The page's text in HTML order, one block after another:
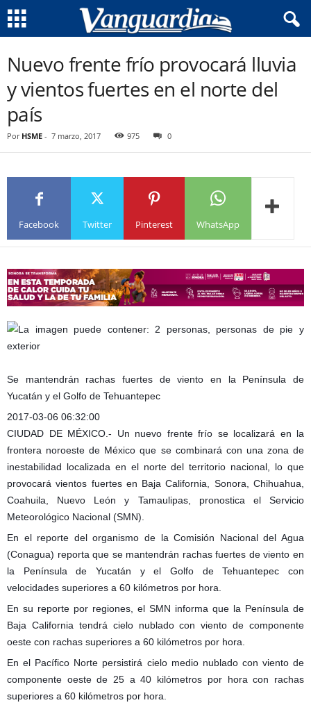
Nuevo frente frío provocará lluvia
y vientos fuertes en el norte del
país
Por HSME - 7 marzo, 2017 975 0
Facebook Twitter Pinterest WhatsApp
Se mantendrán rachas fuertes de viento en la Península de
Yucatán y el Golfo de Tehuantepec
2017-03-06 06:32:00
CIUDAD DE MÉXICO.- Un nuevo frente frío se localizará en la
frontera noroeste de México que se combinará con una zona de
inestabilidad localizada en el norte del territorio nacional, lo que
provocará vientos fuertes en Baja California, Sonora, Chihuahua,
Coahuila, Nuevo León y Tamaulipas, pronostica el Servicio
Meteorológico Nacional (SMN).
En el reporte del organismo de la Comisión Nacional del Agua
(Conagua) reporta que se mantendrán rachas fuertes de viento en
la Península de Yucatán y el Golfo de Tehuantepec con
velocidades superiores a 60 kilómetros por hora.
En su reporte por regiones, el SMN informa que la Península de
Baja California tendrá cielo nublado con viento de componente
oeste con rachas superiores a 60 kilómetros por hora.
En el Pacífico Norte persistirá cielo medio nublado con viento de
componente oeste de 25 a 40 kilómetros por hora con rachas
superiores a 60 kilómetros por hora.